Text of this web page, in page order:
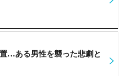
…ある男性を襲った悲劇と